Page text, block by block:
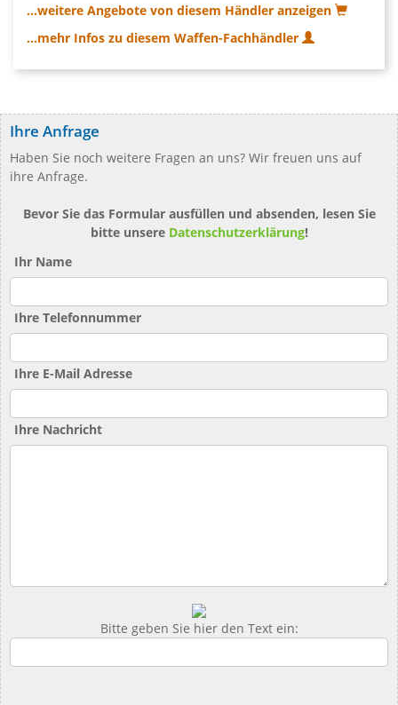
...weitere Angebote von diesem Händler anzeigen
...mehr Infos zu diesem Waffen-Fachhändler
Ihre Anfrage
Haben Sie noch weitere Fragen an uns? Wir freuen uns auf
ihre Anfrage.
Bevor Sie das Formular ausfüllen und absenden, lesen Sie
bitte unsere Datenschutzerklärung!
Ihr Name
Ihre Telefonnummer
Ihre E-Mail Adresse
Ihre Nachricht
Bitte geben Sie hier den Text ein: